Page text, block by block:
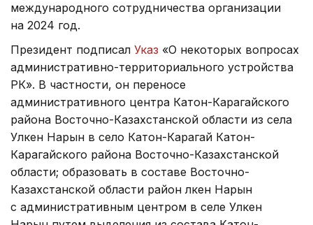
международного сотрудничества организации
на 2024 год.
Президент подписал Указ «О некоторых вопросах
административно-территориального устройства
РК». В частности, он переносе
административного центра Катон-Карагайского
района Восточно-Казахстанской области из села
Улкен Нарын в село Катон-Карагай Катон-
Карагайского района Восточно-Казахстанской
области; образовать в составе Восточно-
Казахстанской области район Үлкен Нарын
с административным центром в селе Улкен